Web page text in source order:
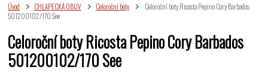
Úvod CHLAPECKÁ OBUV Celoroční boty
Celoroční boty Ricosta Pepino Cory Barbados
501200102/170 See
Celoroční boty Ricosta Pepino Cory Barbados
501200102/170 See